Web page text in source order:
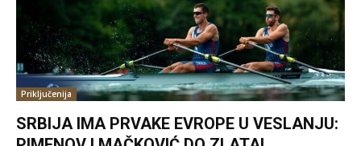
Priključenija
SRBIJA IMA PRVAKE EVROPE U VESLANJU: